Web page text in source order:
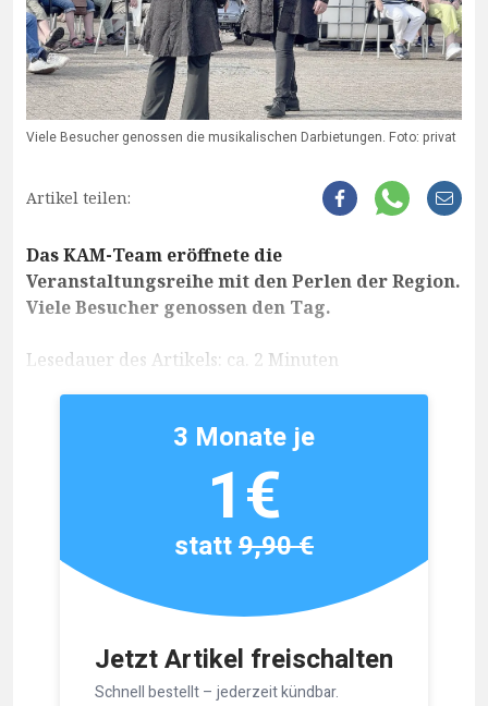
Viele Besucher genossen die musikalischen Darbietungen. Foto: privat
Artikel teilen:
Das KAM-Team eröffnete die
Veranstaltungsreihe mit den Perlen der Region.
Viele Besucher genossen den Tag.
Lesedauer des Artikels: ca. 2 Minuten
Jetzt Artikel freischalten
Schnell bestellt – jederzeit kündbar.
3 Monate je
1€
statt9,90 €